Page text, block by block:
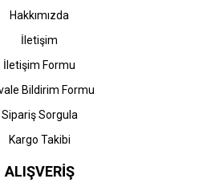
Hakkımızda
İletişim
İletişim Formu
Bildirim Formu
Sipariş Sorgula
Kargo Takibi
ALIŞVERİŞ